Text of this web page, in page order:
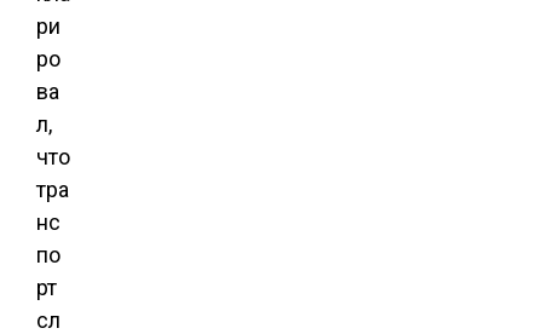
ри
ро
ва
л,
что
тра
нс
по
рт
сл